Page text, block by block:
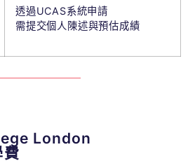
透過UCAS系統申請
需提交個人陳述與預估成績
London